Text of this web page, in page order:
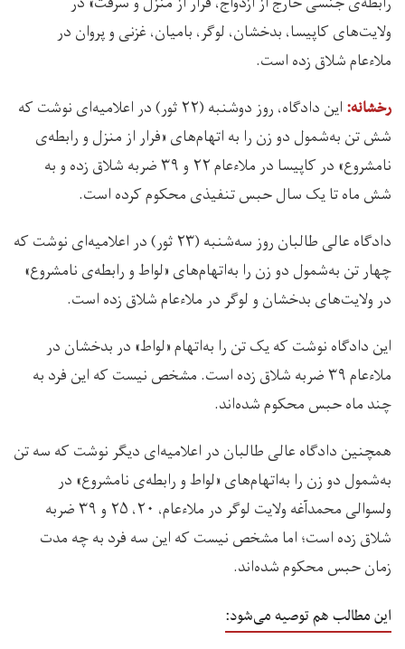
ولایت‌های کاپیسا، بدخشان، لوگر، بامیان، غزنی و پروان در
ملاءعام شلاق زده است.
رخشانه:
این دادگاه، روز دوشنبه (۲۲ ثور) در اعلامیه‌ای نوشت که
شش تن به‌شمول دو زن را به اتهام‌های «فرار از منزل و رابطه‌ی
نامشروع» در کاپیسا در ملاءعام ۲۲ و ۳۹ ضربه شلاق زده و به
شش ماه تا یک سال حبس تنفیذی محکوم کرده‌ است.
دادگاه عالی طالبان روز سه‌شنبه (۲۳ ثور) در اعلامیه‌ای نوشت که
چهار تن به‌شمول دو زن را به‌اتهام‌های «لواط و رابطه‌ی نامشروع»
در ولایت‌های بدخشان و لوگر در ملاءعام شلاق زده است.
این دادگاه نوشت که یک تن را به‌اتهام «لواط» در بدخشان در
ملاءعام ۳۹ ضربه شلاق زده است. مشخص نیست که این فرد به
چند ماه حبس محکوم شده‌اند.
همچنین دادگاه عالی طالبان در اعلامیه‌‌ای دیگر نوشت که سه تن
به‌شمول دو زن را به‌اتهام‌های «لواط و رابطه‌ی نامشروع» در
ولسوالی محمدآغه ولایت لوگر در ملاءعام، ۲۰، ۲۵ و ۳۹ ضربه
شلاق زده است؛ اما مشخص نیست که این سه فرد به چه مدت
زمان حبس محکوم شده‌اند.
این مطالب هم توصیه می‌شود: